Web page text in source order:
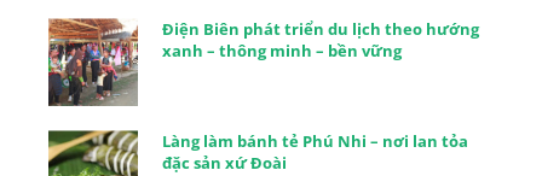
Điện Biên phát triển du lịch theo hướng
xanh – thông minh – bền vững
Làng làm bánh tẻ Phú Nhi – nơi lan tỏa
đặc sản xứ Đoài